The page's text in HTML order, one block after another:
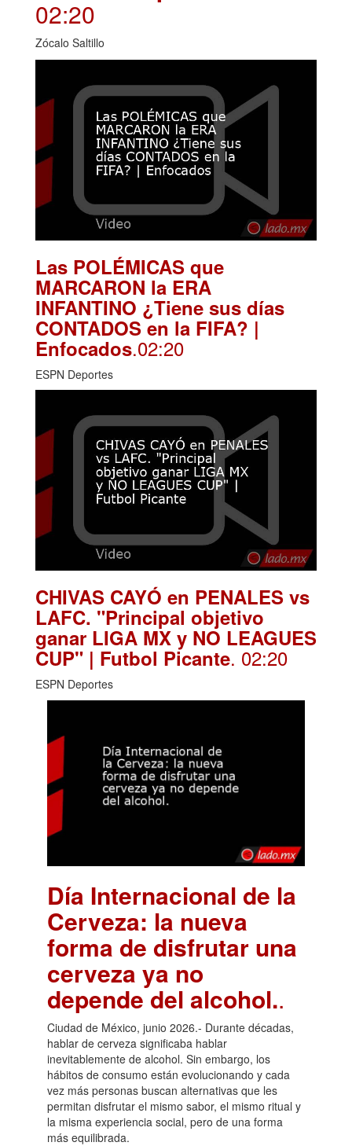
02:20
Zócalo Saltillo
Las POLÉMICAS que
MARCARON la ERA
INFANTINO ¿Tiene sus días
CONTADOS en la FIFA? |
Enfocados.02:20
ESPN Deportes
CHIVAS CAYÓ en PENALES vs
LAFC. "Principal objetivo
ganar LIGA MX y NO LEAGUES
CUP" | Futbol Picante. 02:20
ESPN Deportes
Día Internacional de la
Cerveza: la nueva
forma de disfrutar una
cerveza ya no
depende del alcohol..
Ciudad de México, junio 2026.- Durante décadas,
hablar de cerveza significaba hablar
inevitablemente de alcohol. Sin embargo, los
hábitos de consumo están evolucionando y cada
vez más personas buscan alternativas que les
permitan disfrutar el mismo sabor, el mismo ritual y
la misma experiencia social, pero de una forma
más equilibrada.